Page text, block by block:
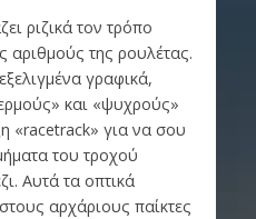
ριζικά τον τρόπο
αριθμούς της ρουλέτας.
γραφικά,
και «ψυχρούς»
«racetrack» για να σου
του τροχού
Αυτά τα οπτικά
αρχάριους παίκτες